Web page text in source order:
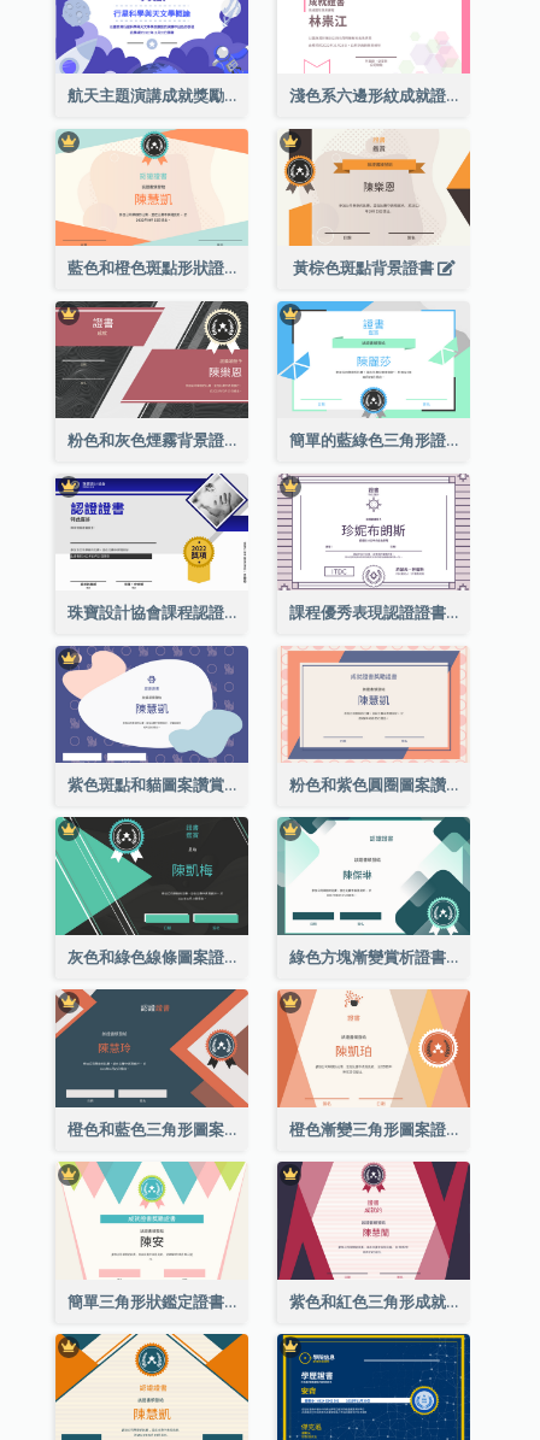
航天主題演講成就獎勵證書 淺色系六邊形紋成就證書
藍色和橙色斑點形狀證書 黃棕色斑點背景證書
粉色和灰色煙霧背景證書 簡單的藍綠色三角形證書
珠寶設計協會課程認證證書 課程優秀表現認證證書
紫色斑點和貓圖案讚賞證書 粉色和紫色圓圈圖案讚賞證書
灰色和綠色線條圖案證書 綠色方塊漸變賞析證書
橙色和藍色三角形圖案證書 橙色漸變三角形圖案證書
簡單三角形狀鑑定證書 紫色和紅色三角形成就證書